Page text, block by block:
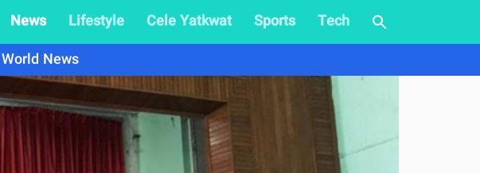
News Lifestyle Cele Yatkwat Sports
Tech
World News